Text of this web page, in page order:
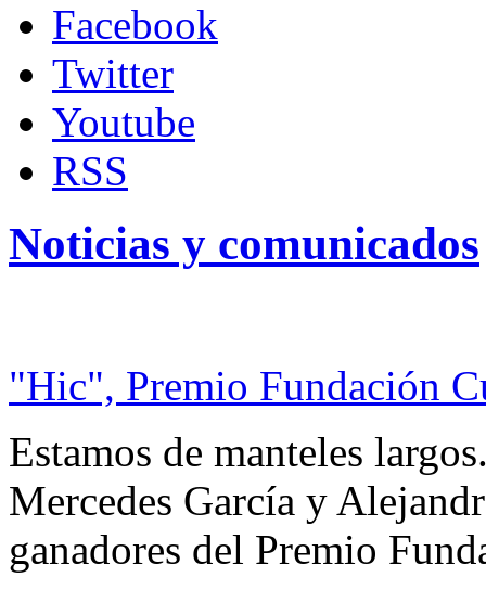
Facebook
Twitter
Youtube
RSS
Noticias y comunicados
"Hic", Premio Fundación
Estamos de manteles
Mercedes García y
ganadores del Premio